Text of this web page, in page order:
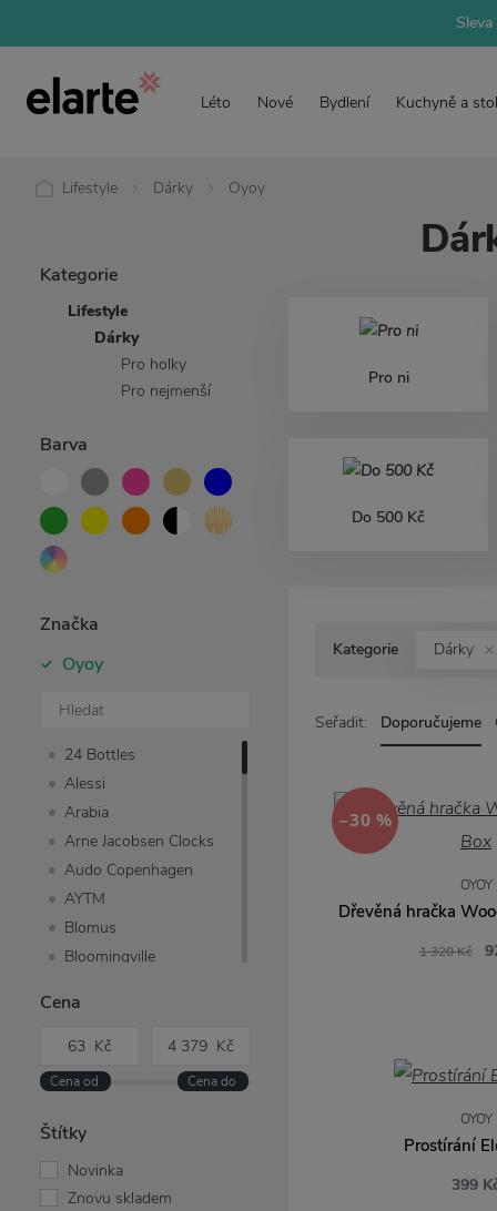
Léto Nové Bydlení Kuchyně a
Lifestyle Dárky Oyoy
Kategorie
Lifestyle
Dárky
Pro holky
Pro nejmenší
Barva
Značka
Oyoy
24 Bottles
Alessi
Arabia
Arne Jacobsen Clocks
Audo Copenhagen
AYTM
Blomus
Bloomingville
COOEE Design
Design House
Stockholm
Design Letters
Eva Solo
Cena
Štítky
Novinka
Znovu skladem
Pro ni
Do 500 Kč
Kategorie Dárky
Seřadit: Doporučujeme
−30 %
OYOY
Dřevěná hračka
1 320 Kč
OYOY
Prostírání
399